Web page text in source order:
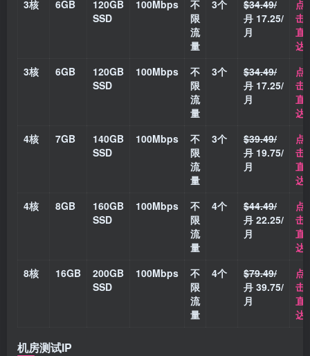
3核
6GB
120GB
SSD
100Mbps
不
限
流
量
3个
$34.49/
月 17.25/
月
点
击
直
达
3核
6GB
120GB
SSD
100Mbps
不
限
流
量
3个
$34.49/
月 17.25/
月
点
击
直
达
4核
7GB
140GB
SSD
100Mbps
不
限
流
量
3个
$39.49/
月 19.75/
月
点
击
直
达
4核
8GB
160GB
SSD
100Mbps
不
限
流
量
4个
$44.49/
月 22.25/
月
点
击
直
达
8核
16GB
200GB
SSD
100Mbps
不
限
流
量
4个
$79.49/
月 39.75/
月
点
击
直
达
机房测试IP